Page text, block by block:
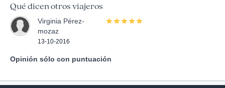
Qué dicen otros viajeros
Virginia Pérez-
mozaz
13-10-2016
Opinión sólo con puntuación